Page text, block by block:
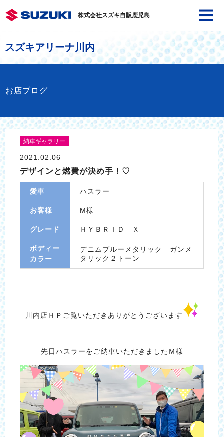
株式会社スズキ自販鹿児島
スズキアリーナ川内
お店ブログ
納車ギャラリー
2021.02.06
デザインと燃費が決め手！♡
愛車 ハスラー
お客様 M様
グレード ＨＹＢＲＩＤ Ｘ
ボディー
カラー
デニムブルーメタリック ガンメ
タリック２トーン
川内店ＨＰご覧いただきありがとうございます
先日ハスラーをご納車いただきましたＭ様